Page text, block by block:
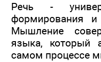
Речь -
формирования
Мышление
языка, который
самом процессе